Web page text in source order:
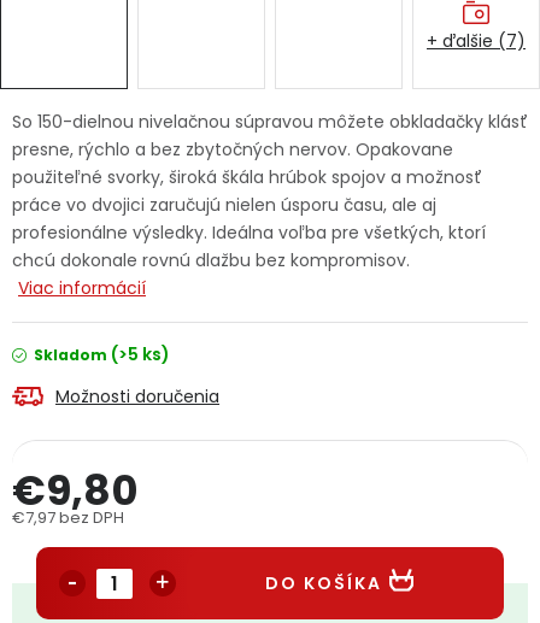
Servis náradia Hodnotenie obchodu
Doprava a platba Váš zákaznícky účet
Kontakty
Reklamačný formulár
Podmienky ochrany osobných údajov
So 150-dielnou nivelačnou súpravou môžete obkladačky klásť
presne, rýchlo a bez zbytočných nervov. Opakovane
použiteľné svorky, široká škála hrúbok spojov a možnosť
práce vo dvojici zaručujú nielen úsporu času, ale aj
profesionálne výsledky. Ideálna voľba pre všetkých, ktorí
chcú dokonale rovnú dlažbu bez kompromisov.
Viac informácií
Skladom (>5 ks)
Možnosti doručenia
€9,80
€7,97 bez DPH
DO KOŠÍKA
+ ďalšie (7)